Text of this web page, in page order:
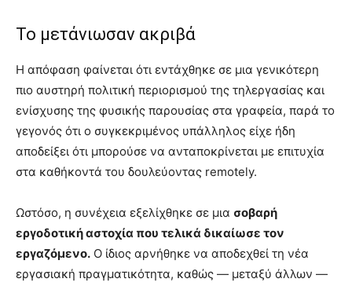
Το μετάνιωσαν ακριβά
Η απόφαση φαίνεται ότι εντάχθηκε σε μια γενικότερη
πιο αυστηρή πολιτική περιορισμού της τηλεργασίας και
ενίσχυσης της φυσικής παρουσίας στα γραφεία, παρά το
γεγονός ότι ο συγκεκριμένος υπάλληλος είχε ήδη
αποδείξει ότι μπορούσε να ανταποκρίνεται με επιτυχία
στα καθήκοντά του δουλεύοντας remotely.
Ωστόσο, η συνέχεια εξελίχθηκε σε μια σοβαρή
εργοδοτική αστοχία που τελικά δικαίωσε τον
εργαζόμενο. Ο ίδιος αρνήθηκε να αποδεχθεί τη νέα
εργασιακή πραγματικότητα, καθώς — μεταξύ άλλων —